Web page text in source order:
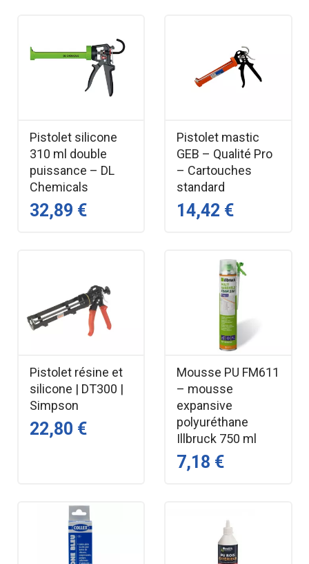
Pistolet silicone
310 ml double
puissance – DL
Chemicals
32,89 €
Pistolet mastic
GEB – Qualité Pro
– Cartouches
standard
14,42 €
Pistolet résine et
silicone | DT300 |
Simpson
22,80 €
Mousse PU FM611
– mousse
expansive
polyuréthane
Illbruck 750 ml
7,18 €